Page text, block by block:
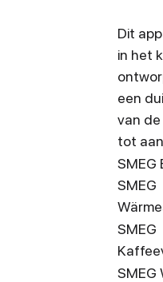
Dit
in het
een
van
tot
SMEG
SMEG
SMEG
SMEG